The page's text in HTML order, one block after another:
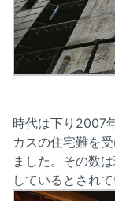
時代は下り2007
カスの住宅難を
ました。その数
しているとされて